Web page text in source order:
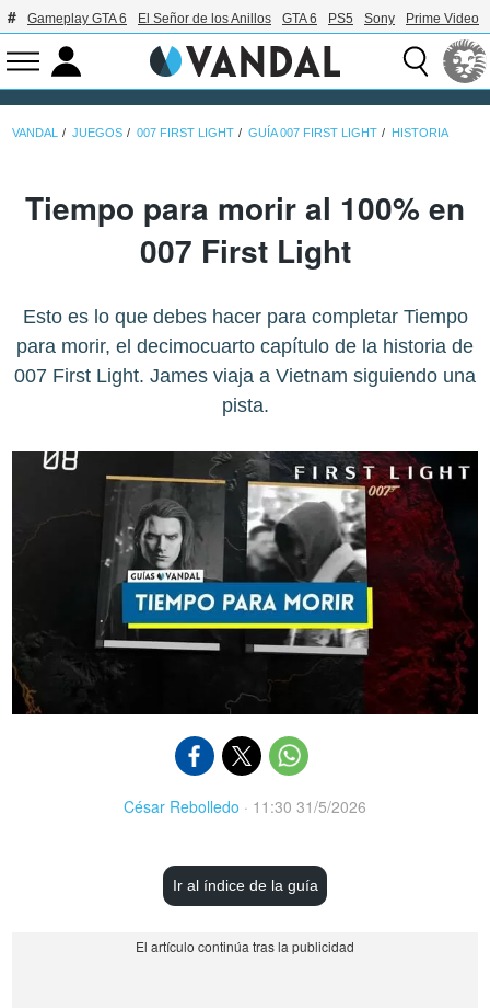
Gameplay GTA 6 El Señor de los Anillos GTA 6 PS5 Sony Prime Video
VANDAL JUEGOS 007 FIRST LIGHT GUÍA 007 FIRST LIGHT HISTORIA
Tiempo para morir al 100% en
007 First Light
Esto es lo que debes hacer para completar Tiempo
para morir, el decimocuarto capítulo de la historia de
007 First Light. James viaja a Vietnam siguiendo una
pista.
César Rebolledo · 11:30 31/5/2026
Ir al índice de la guía